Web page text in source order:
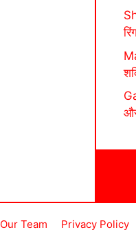
Our Team Privacy Policy